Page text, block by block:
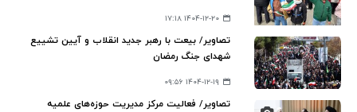
۱۴۰۴-۱۲-۲۰ ۱۷:۱۸
تصاویر/ بیعت با رهبر جدید انقلاب و آیین تشییع
شهدای جنگ رمضان
۱۴۰۴-۱۲-۱۹ ۰۹:۵۶
تصاویر/ فعالیت مرکز مدیریت حوزه‌های علمیه